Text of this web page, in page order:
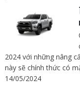
2024 với những nâng
này sẽ chính thức có
14/05/2024